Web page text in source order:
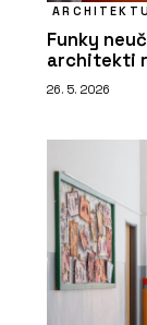
Funky
architekti
26. 5. 2026